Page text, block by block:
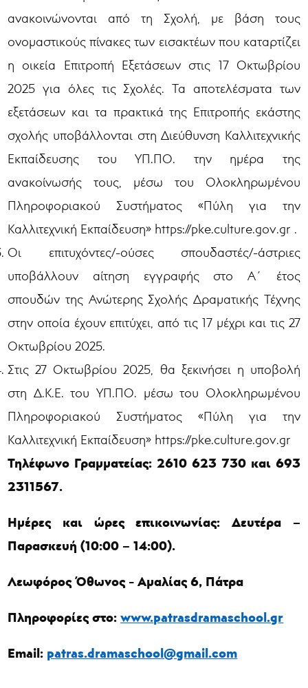
ανακοινώνονται από τη Σχολή, με βάση τους
ονομαστικούς πίνακες των εισακτέων που καταρτίζει
η οικεία Επιτροπή Εξετάσεων στις 17 Οκτωβρίου
2025 για όλες τις Σχολές. Τα αποτελέσματα των
εξετάσεων και τα πρακτικά της Επιτροπής εκάστης
σχολής υποβάλλονται στη Διεύθυνση Καλλιτεχνικής
Εκπαίδευσης του ΥΠ.ΠΟ. την ημέρα της
ανακοίνωσής τους, μέσω του Ολοκληρωμένου
Πληροφοριακού Συστήματος «Πύλη για την
Καλλιτεχνική Εκπαίδευση» https://pke.culture.gov.gr .
Οι επιτυχόντες/-ούσες σπουδαστές/-άστριες
υποβάλλουν αίτηση εγγραφής στο Α΄ έτος
σπουδών της Ανώτερης Σχολής Δραματικής Τέχνης
στην οποία έχουν επιτύχει, από τις 17 μέχρι και τις 27
Οκτωβρίου 2025.
Στις 27 Οκτωβρίου 2025, θα ξεκινήσει η υποβολή
στη Δ.Κ.Ε. του ΥΠ.ΠΟ. μέσω του Ολοκληρωμένου
Πληροφοριακού Συστήματος «Πύλη για την
Καλλιτεχνική Εκπαίδευση» https://pke.culture.gov.gr
Τηλέφωνο Γραμματείας: 2610 623 730 και 693
2311567.
Ημέρες και ώρες επικοινωνίας: Δευτέρα –
Παρασκευή (10:00 – 14:00).
Λεωφόρος Όθωνος - Αμαλίας 6, Πάτρα
Πληροφορίες στο:www.patrasdramaschool.gr
Email: patras.dramaschool@gmail.com